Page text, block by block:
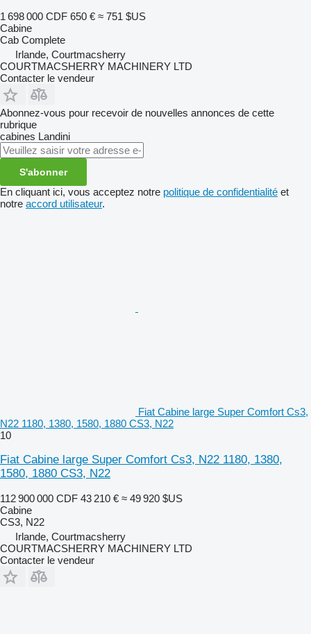
1 698 000 CDF 650 € ≈ 751 $US
Cabine
Cab Complete
Irlande, Courtmacsherry
COURTMACSHERRY MACHINERY LTD
Contacter le vendeur
Abonnez-vous pour recevoir de nouvelles annonces de cette
rubrique
cabines Landini
S'abonner
En cliquant ici, vous acceptez notre politique de confidentialité et
notre accord utilisateur.
Fiat Cabine large Super Comfort Cs3,
N22 1180, 1380, 1580, 1880 CS3, N22
10
Fiat Cabine large Super Comfort Cs3, N22 1180, 1380,
1580, 1880 CS3, N22
112 900 000 CDF 43 210 € ≈ 49 920 $US
Cabine
CS3, N22
Irlande, Courtmacsherry
COURTMACSHERRY MACHINERY LTD
Contacter le vendeur